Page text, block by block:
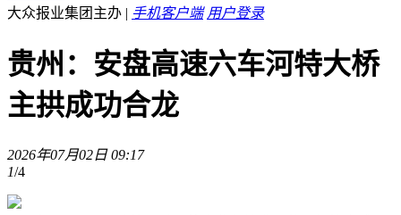
大众报业集团主办 | 手机客户端 用户登录
贵州：安盘高速六车河特大桥
主拱成功合龙
2026年07月02日 09:17
1/4